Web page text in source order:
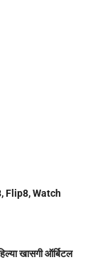
Flip8, Watch
खासगी ऑर्बिटल